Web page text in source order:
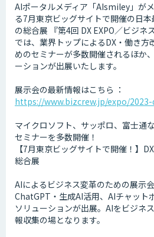
AIポータルメディア「AIsmiley」が
る7月東京ビッグサイトで開催の日
の総合展 『第4回 DX EXPO／ビジネ
では、業界トップによるDX・働き方
めのセミナーが多数開催されるほか
ーションが出展いたします。
展示会の最新情報はこちら ：
https://www.bizcrew.jp/expo/
マイクロソフト、サッポロ、富士通
セミナーを多数開催！
【7月東京ビッグサイトで開催！】
総合展
AIによるビジネス変革のための展示
ChatGPT・生成AI活用、AIチャット
ソリューションが出展。AIをビジネ
報収集の場となります。